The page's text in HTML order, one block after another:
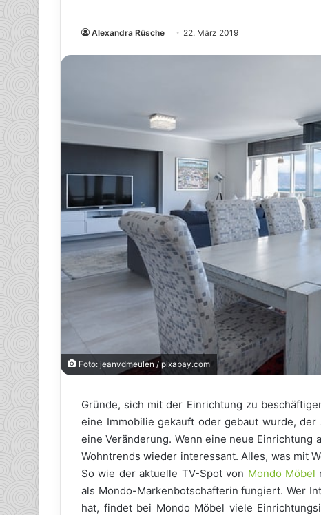
Alexandra Rüsche 22. März 2019
Foto: jeanvdmeulen / pixabay.com
Gründe, sich mit der Einrichtung zu
eine Immobilie gekauft oder gebaut wurde,
eine Veränderung. Wenn eine neue
Wohntrends wieder interessant. Alles, was mit
So wie der aktuelle TV-Spot von Mondo Möbel
als Mondo-Markenbotschafterin fungiert. Wer
hat, findet bei Mondo Möbel viele